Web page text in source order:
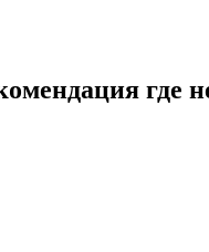
где